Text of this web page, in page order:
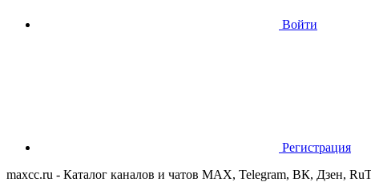
Войти
Регистрация
maxcc.ru - Каталог каналов и чатов MAX, Telegram, ВК, Дзен,